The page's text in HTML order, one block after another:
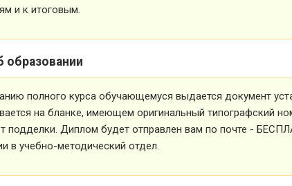
и к итоговым.
образовании
полного курса обучающемуся выдается документ
на бланке, имеющем оригинальный типографский
подделки. Диплом будет отправлен вам по почте -
в учебно-методический отдел.